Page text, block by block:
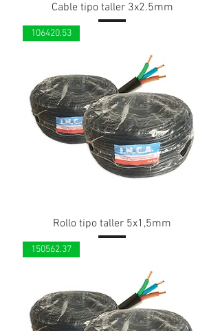
Cable tipo taller 3x2.5mm
106420.53
Rollo tipo taller 5x1,5mm
150562.37